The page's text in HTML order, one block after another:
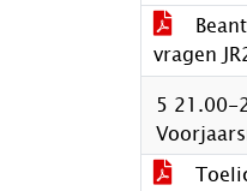
vragen
5 21.00-